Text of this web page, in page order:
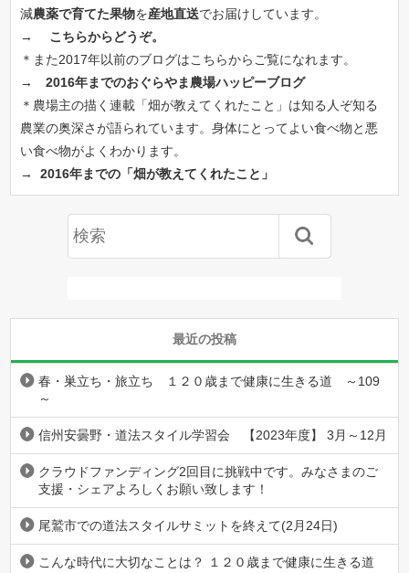
減農薬で育てた果物を産地直送でお届けしています。
→ こちらからどうぞ。
＊また2017年以前のブログはこちらからご覧になれます。
→2016年までのおぐらやま農場ハッピーブログ
＊農場主の描く連載「畑が教えてくれたこと」は知る人ぞ知る
農業の奥深さが語られています。身体にとってよい食べ物と悪
い食べ物がよくわかります。
→2016年までの「畑が教えてくれたこと」
最近の投稿
春・巣立ち・旅立ち １２０歳まで健康に生きる道 ～109
～
信州安曇野・道法スタイル学習会 【2023年度】 3月～12月
クラウドファンディング2回目に挑戦中です。みなさまのご
支援・シェアよろしくお願い致します！
尾鷲市での道法スタイルサミットを終えて(2月24日)
こんな時代に大切なことは？ １２０歳まで健康に生きる道